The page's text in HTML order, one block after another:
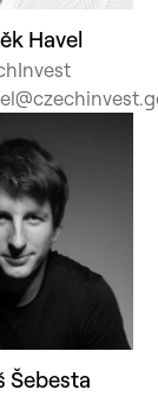
Havel
Šebesta